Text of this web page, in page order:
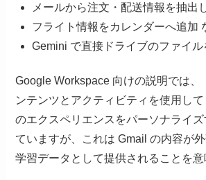
メールから注文・配送情報を抽出
フライト情報をカレンダーへ追加
Gemini で直接ドライブのファイル
Google Workspace 向けの説明では、
ンテンツとアクティビティを使用し
のエクスペリエンスをパーソナライ
ていますが、これは Gmail の内容が
学習データとして提供されることを意